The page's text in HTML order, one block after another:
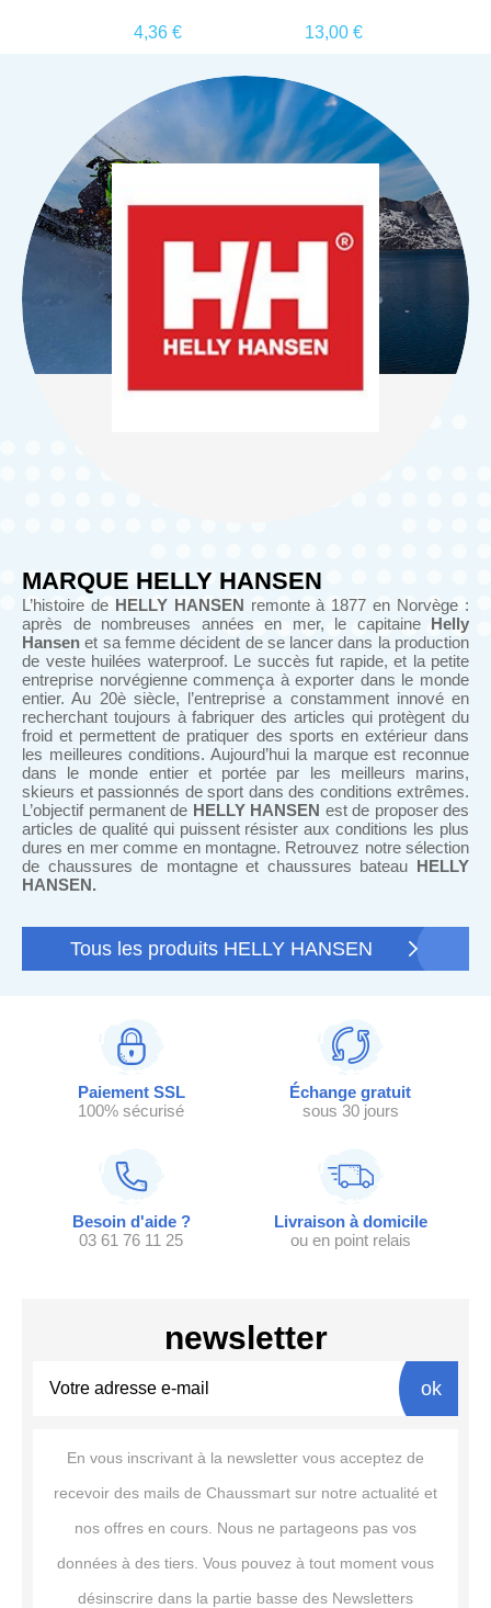
4,36 € 13,00 €
MARQUE HELLY HANSEN
L’histoire de HELLY HANSEN remonte à 1877 en Norvège :
après de nombreuses années en mer, le capitaine Helly
Hansen et sa femme décident de se lancer dans la production
de veste huilées waterproof. Le succès fut rapide, et la petite
entreprise norvégienne commença à exporter dans le monde
entier. Au 20è siècle, l’entreprise a constamment innové en
recherchant toujours à fabriquer des articles qui protègent du
froid et permettent de pratiquer des sports en extérieur dans
les meilleures conditions. Aujourd’hui la marque est reconnue
dans le monde entier et portée par les meilleurs marins,
skieurs et passionnés de sport dans des conditions extrêmes.
L’objectif permanent de HELLY HANSEN est de proposer des
articles de qualité qui puissent résister aux conditions les plus
dures en mer comme en montagne. Retrouvez notre sélection
de chaussures de montagne et chaussures bateau HELLY
HANSEN.
Tous les produits HELLY HANSEN
Paiement SSL
100% sécurisé
Échange gratuit
sous 30 jours
Besoin d'aide ?
03 61 76 11 25
Livraison à domicile
ou en point relais
newsletter
ok
En vous inscrivant à la newsletter vous acceptez de
recevoir des mails de Chaussmart sur notre actualité et
nos offres en cours. Nous ne partageons pas vos
données à des tiers. Vous pouvez à tout moment vous
désinscrire dans la partie basse des Newsletters